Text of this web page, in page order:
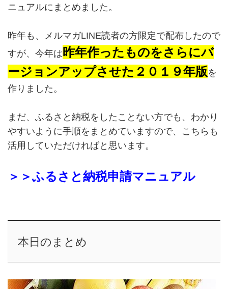
ニュアルにまとめました。
昨年も、メルマガLINE読者の方限定で配布したので
すが、今年は 昨年作ったものをさらにバ
ージョンアップさせた２０１９年版を
作りました。
まだ、ふるさと納税をしたことない方でも、わかり
やすいように手順をまとめていますので、こちらも
活用していただければと思います。
＞＞ふるさと納税申請マニュアル
本日のまとめ